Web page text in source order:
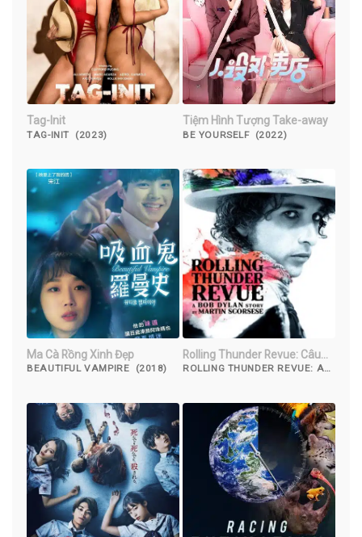
Tag-Init
TAG-INIT (2023)
Tiệm Hình Tượng Take-away
BE YOURSELF (2022)
Ma Cà Rồng Xinh Đẹp
BEAUTIFUL VAMPIRE (2018)
Rolling Thunder Revue: Câu
chuyện của Bob Dylan kể bởi
ROLLING THUNDER REVUE: A